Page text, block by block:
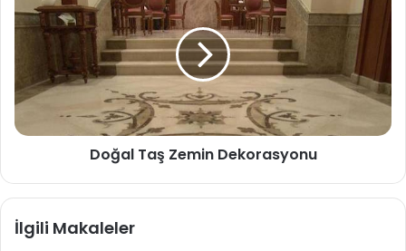
Doğal Taş Zemin Dekorasyonu
İlgili Makaleler